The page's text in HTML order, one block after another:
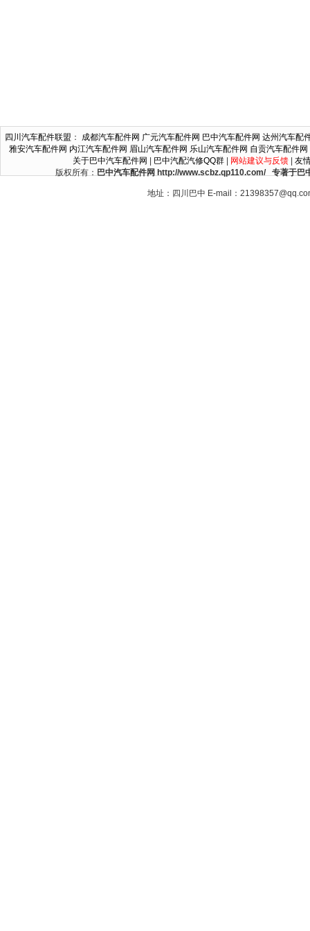
四川汽车配件联盟 ： 成都汽车配件网 广元汽车配件网 巴中汽车配件网 达州汽车配
雅安汽车配件网 内江汽车配件网 眉山汽车配件网 乐山汽车配件网 自贡汽车配件网
关于巴中汽车配件网
巴中汽配汽修QQ群| 网站建议与反馈| 友
版权所有： 巴中汽车配件网 http://www.scbz.qp110.com/ 专著于巴
地址：四川巴中 E-mail：